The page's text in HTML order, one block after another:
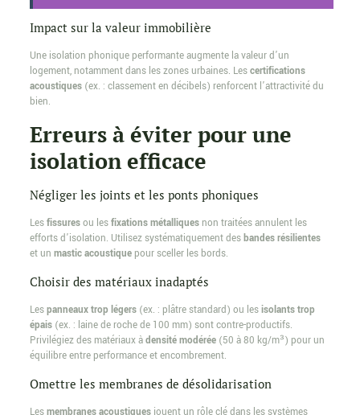
Impact sur la valeur immobilière
Une isolation phonique performante augmente la valeur d’un
logement, notamment dans les zones urbaines. Lescertifications
acoustiques(ex. : classement en décibels) renforcent l’attractivité du
bien.
Erreurs à éviter pour une
isolation efficace
Négliger les joints et les ponts phoniques
Lesfissuresou lesfixations métalliquesnon traitées annulent les
efforts d’isolation. Utilisez systématiquement desbandes résilientes
et un mastic acoustiquepour sceller les bords.
Choisir des matériaux inadaptés
Lespanneaux trop légers(ex. : plâtre standard) ou lesisolants trop
épais(ex. : laine de roche de 100 mm) sont contre-productifs.
Privilégiez des matériaux àdensité modérée(50 à 80 kg/m³) pour un
équilibre entre performance et encombrement.
Omettre les membranes de désolidarisation